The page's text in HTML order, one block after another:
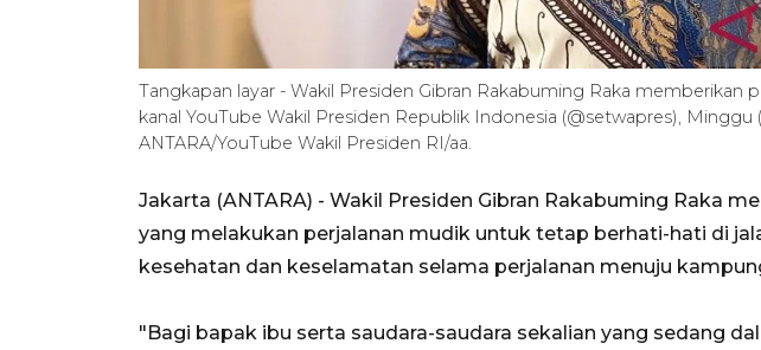
Tangkapan layar - Wakil Presiden Gibran Rakabuming Raka memberikan
kanal YouTube Wakil Presiden Republik Indonesia (@setwapres), Minggu
ANTARA/YouTube Wakil Presiden RI/aa.
Jakarta (ANTARA) - Wakil Presiden Gibran Rakabuming Raka
yang melakukan perjalanan mudik untuk tetap berhati-hati di
kesehatan dan keselamatan selama perjalanan menuju
"Bagi bapak ibu serta saudara-saudara sekalian yang sedang